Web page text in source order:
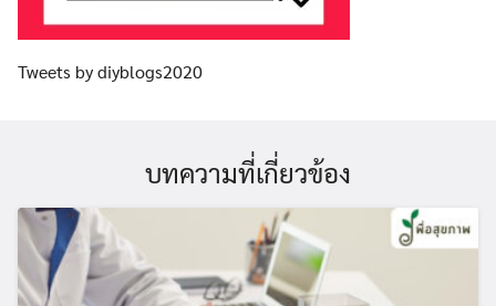
Tweets by diyblogs2020
บทความที่เกี่ยวข้อง